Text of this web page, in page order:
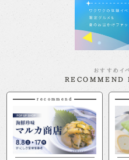
おすすめイ
RECOMMEND
recommend